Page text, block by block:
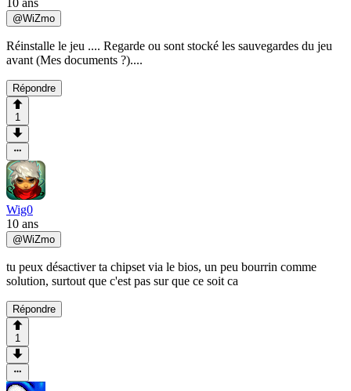
@WiZmo
Réinstalle le jeu .... Regarde ou sont stocké les sauvegardes du jeu
avant (Mes documents ?)....
Répondre
1
Wig0
10 ans
@WiZmo
tu peux désactiver ta chipset via le bios, un peu bourrin comme
solution, surtout que c'est pas sur que ce soit ca
Répondre
1